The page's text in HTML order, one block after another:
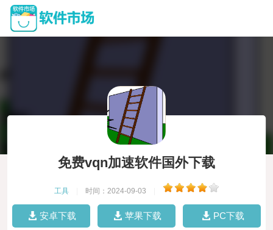
免费vqn加速软件国外下载
工具 时间：2024-09-03
安卓下载 苹果下载 PC下载